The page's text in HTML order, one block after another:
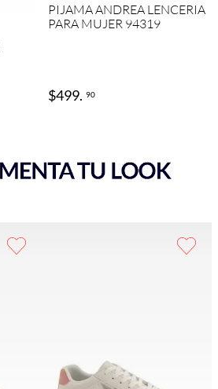
PIJAMA ANDREA LENCERIA
PARA MUJER 94319
$499. 90